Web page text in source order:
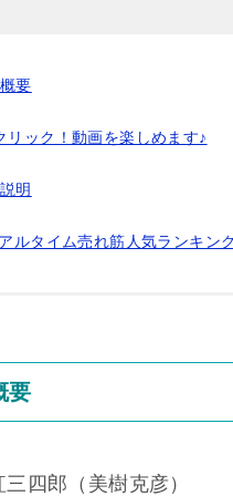
要
リック！動画を楽しめます♪
明
ルタイム売れ筋人気ランキン
要
三四郎（美樹克彦）